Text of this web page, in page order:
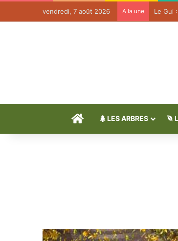
vendredi, 7 août 2026 A la une
AccueilLES ARBRES